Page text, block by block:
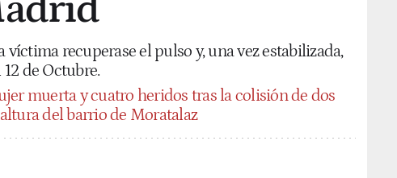
recuperase el pulso y, una vez estabilizada,
de Octubre.
muerta y cuatro heridos tras la colisión de dos
del barrio de Moratalaz